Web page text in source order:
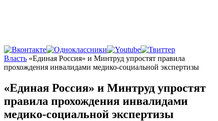
Главная
Власть «Единая Россия» и Минтруд упростят правила
прохождения инвалидами медико-социальной экспертизы
«Единая Россия» и Минтруд упростят
правила прохождения инвалидами
медико-социальной экспертизы